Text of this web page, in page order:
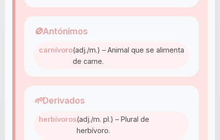
🚫Antónimos
carnívoro(adj./m.) – Animal que se alimenta
de carne.
🌱Derivados
herbívoros(adj./m. pl.) – Plural de
herbívoro.